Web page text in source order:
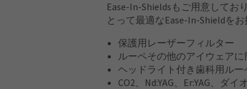
Ease-In-Shieldsもご用意して
とって最適なEase-In-Shieldをお
保護用レーザーフィルター
ルーペその他のアイウェア
ヘッドライト付き歯科用ルー
CO2、Nd:YAG、Er:YAG、ダ